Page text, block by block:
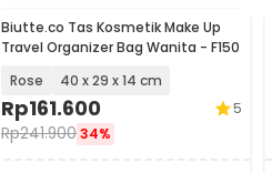
Biutte.co Tas Kosmetik Make Up
Travel Organizer Bag Wanita - F150
Rose
40 x 29 x 14 cm
Rp161.600
Rp241.90034%
5